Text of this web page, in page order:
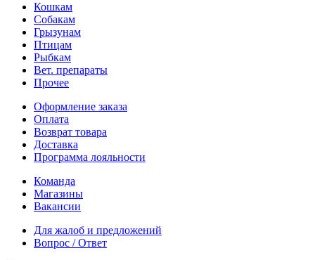
Кошкам
Собакам
Грызунам
Птицам
Рыбкам
Вет. препараты
Прочее
Оформление заказа
Оплата
Возврат товара
Доставка
Программа лояльности
Команда
Магазины
Вакансии
Для жалоб и предложений
Вопрос / Ответ